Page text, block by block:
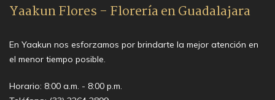
Yaakun Flores - Florería en Guadalajara
En Yaakun nos esforzamos por brindarte la mejor atención en
el menor tiempo posible.
Horario: 8:00 a.m. - 8:00 p.m.